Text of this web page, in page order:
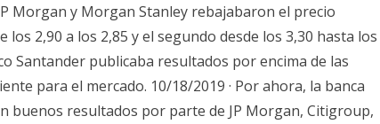
Morgan y Morgan Stanley rebajabaron el precio
2,90 a los 2,85 y el segundo desde los 3,30 hasta los
Santander publicaba resultados por encima de las
para el mercado. 10/18/2019 · Por ahora, la banca
buenos resultados por parte de JP Morgan, Citigroup,